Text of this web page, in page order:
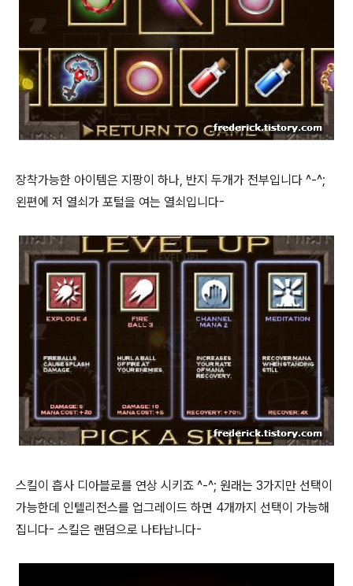
장착가능한 아이템은 지팡이 하나, 반지 두개가 전부입니다 ^-^;
왼편에 저 열쇠가 포털을 여는 열쇠입니다-
스킬이 흡사 디아블로를 연상 시키죠 ^-^; 원래는 3가지만 선택이
가능한데 인텔리전스를 업그레이드 하면 4개까지 선택이 가능해
집니다- 스킬은 랜덤으로 나타납니다-